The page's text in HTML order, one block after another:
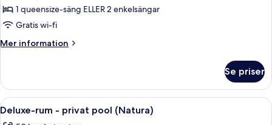
1 queensize-säng ELLER 2 enkelsängar
Gratis wi-fi
Mer information
Mer
(Palace)
Se priser
Öppna
alla
En balkong med ett trägolv, en
7
Deluxe-rum - privat pool (Natura)